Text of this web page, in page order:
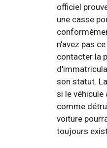
officiel
une casse
n'avez pas
contacter la
son statut.
si le
comme
voiture
toujours